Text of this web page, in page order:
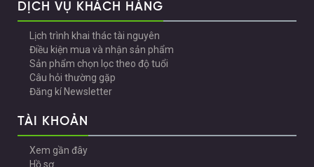
DỊCH VỤ KHÁCH HÀNG
Lịch trình khai thác tài nguyên
Điều kiện mua và nhận sản phẩm
Sản phẩm chọn lọc theo độ tuổi
Câu hỏi thường gặp
Đăng kí Newsletter
TÀI KHOẢN
Xem gần đây
Hồ sơ